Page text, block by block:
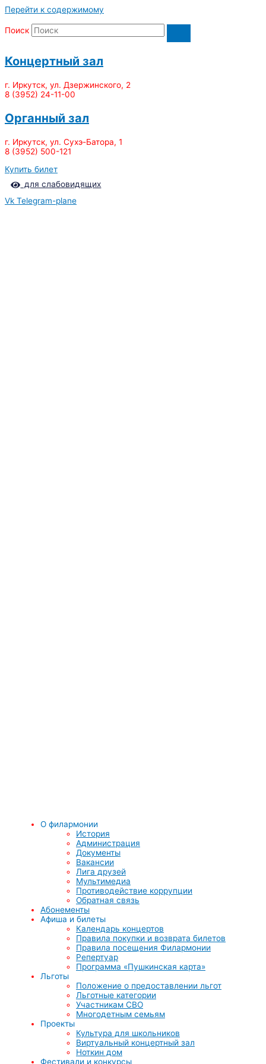
Перейти к содержимому
Поиск
Концертный зал
г. Иркутск, ул. Дзержинского, 2
8 (3952) 24-11-00
Органный зал
г. Иркутск, ул. Сухэ-Батора, 1
8 (3952) 500-121
Купить билет
для слабовидящих
Vk Telegram-plane
О филармонии
История
Администрация
Документы
Вакансии
Лига друзей
Мультимедиа
Противодействие коррупции
Обратная связь
Абонементы
Афиша и билеты
Календарь концертов
Правила покупки и возврата билетов
Правила посещения Филармонии
Репертуар
Программа «Пушкинская карта»
Льготы
Положение о предоставлении льгот
Льготные категории
Участникам СВО
Многодетным семьям
Проекты
Культура для школьников
Виртуальный концертный зал
Ноткин дом
Фестивали и конкурсы